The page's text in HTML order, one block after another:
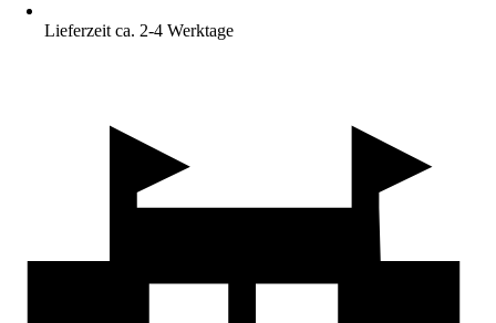
Lieferzeit ca. 2-4 Werktage